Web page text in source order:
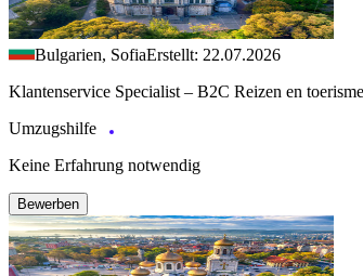
Bulgarien, SofiaErstellt: 22.07.2026
Klantenservice Specialist – B2C Reizen en toerisme
Umzugshilfe
Keine Erfahrung notwendig
Bewerben